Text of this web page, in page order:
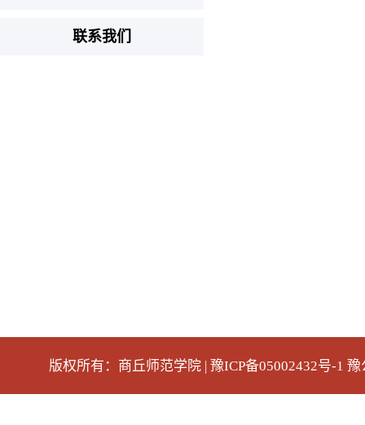
联系我们
版权所有：商丘师范学院 | 豫ICP备05002432号-1